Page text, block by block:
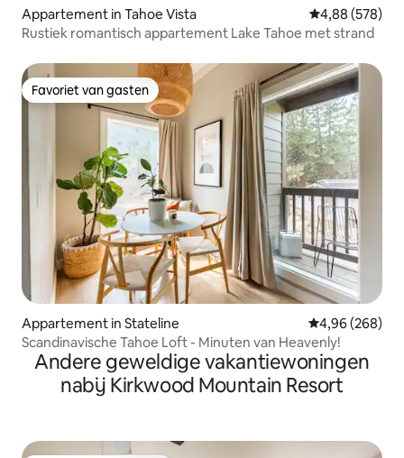
Appartement in Tahoe Vista Gemiddelde
4,88 (578)
Rustiek romantisch appartement Lake Tahoe met strand
Favoriet van gasten
Favoriet van gasten
Appartement in Stateline Gemiddelde
4,96 (268)
Scandinavische Tahoe Loft - Minuten van Heavenly!
Andere geweldige vakantiewoningen
nabij Kirkwood Mountain Resort